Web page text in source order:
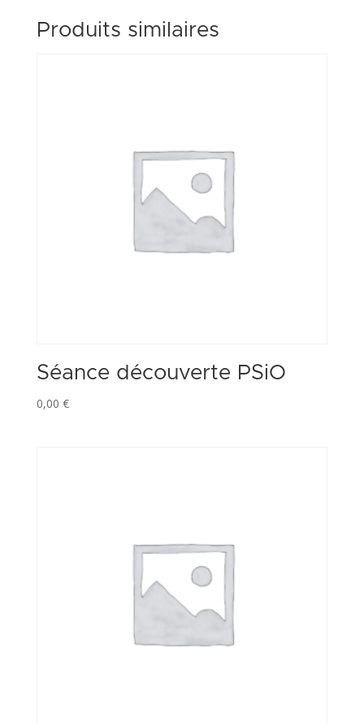
Produits similaires
Séance découverte PSiO
0,00 €